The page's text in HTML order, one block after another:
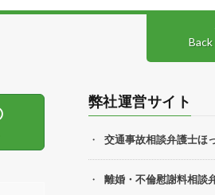
弊社運営サイト
交通事故相談弁護士ほ
離婚・不倫慰謝料相談